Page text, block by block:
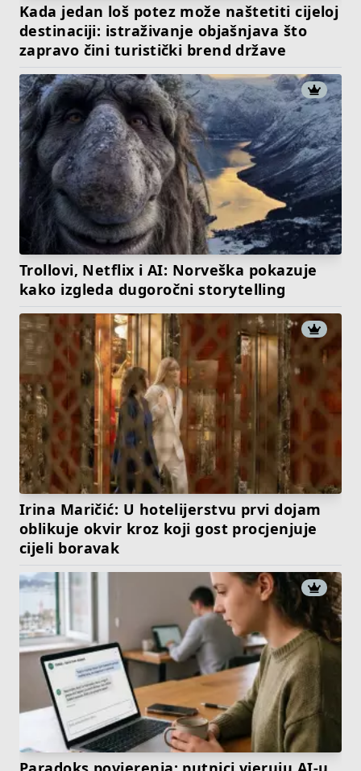
Kada jedan loš potez može naštetiti cijeloj
destinaciji: istraživanje objašnjava što
zapravo čini turistički brend države
Trollovi, Netflix i AI: Norveška pokazuje
kako izgleda dugoročni storytelling
Irina Maričić: U hotelijerstvu prvi dojam
oblikuje okvir kroz koji gost procjenjuje
cijeli boravak